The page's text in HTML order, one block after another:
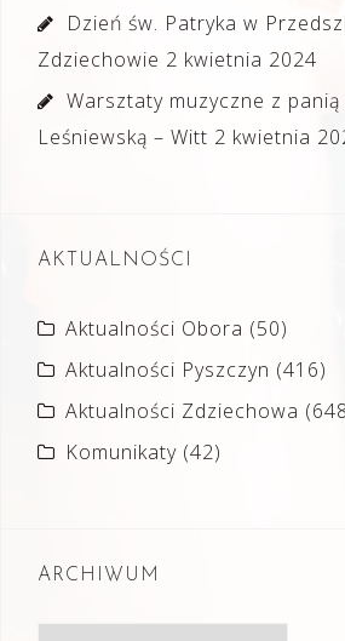
Dzień św. Patryka w
Zdziechowie 2 kwietnia 2024
Warsztaty muzyczne z panią
Leśniewską – Witt 2 kwietnia
AKTUALNOŚCI
Aktualności Obora (50)
Aktualności Pyszczyn (416)
Aktualności Zdziechowa
Komunikaty (42)
ARCHIWUM